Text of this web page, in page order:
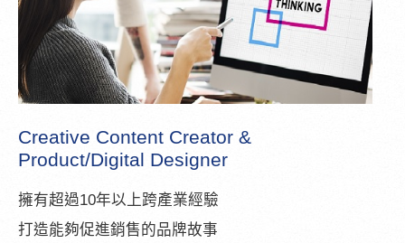
Creative Content Creator &
Product/Digital Designer
擁有超過10年以上跨產業經驗
打造能夠促進銷售的品牌故事